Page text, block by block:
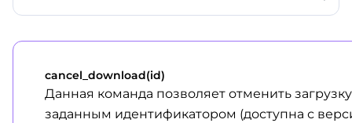
cancel_download(id)
Данная команда позволяет отменить
заданным идентификатором (доступна с